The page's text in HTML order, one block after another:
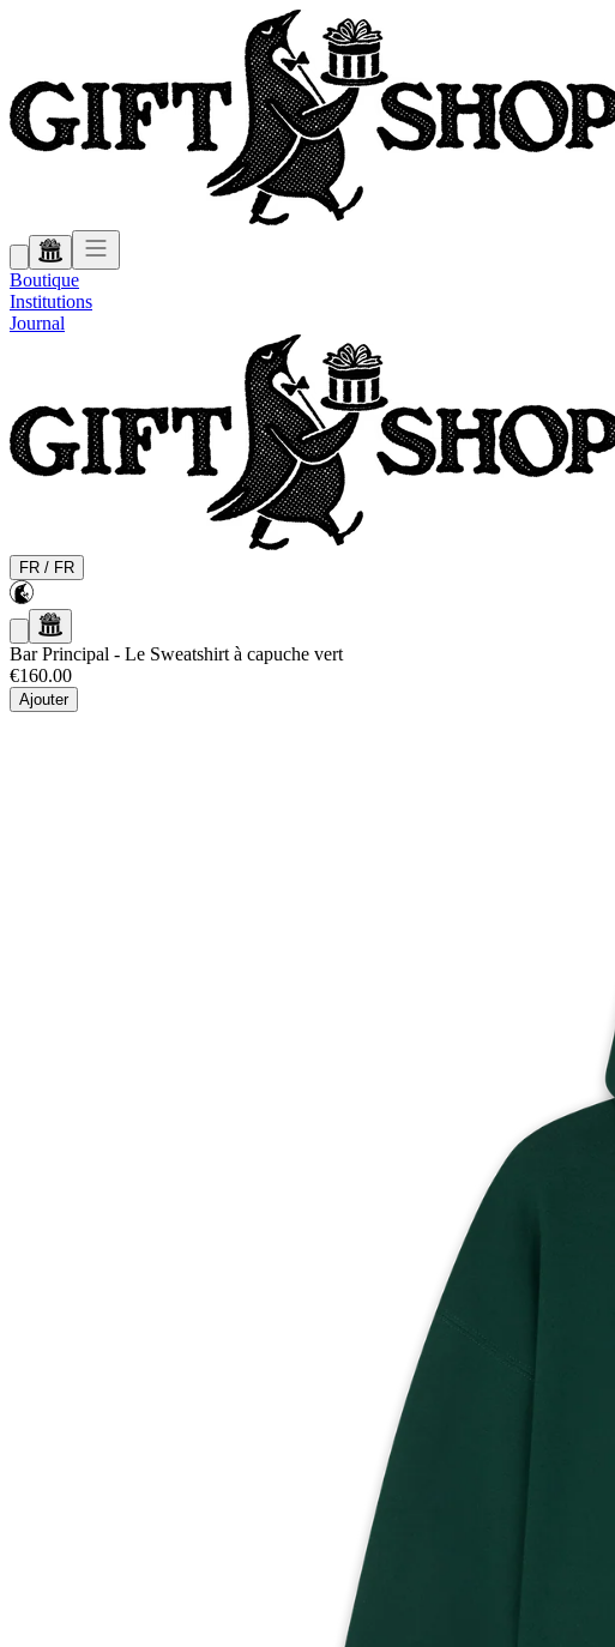
Boutique
Institutions
Journal
FR / FR
Bar Principal - Le Sweatshirt à capuche vert
€160.00
Ajouter